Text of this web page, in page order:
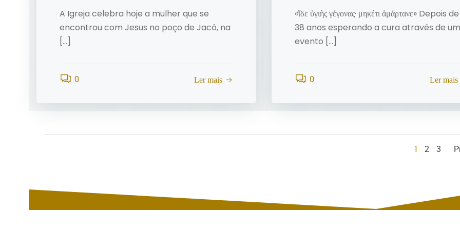
A Igreja celebra hoje a mulher que se
encontrou com Jesus no poço de Jacó, na
[…]
0 Ler mais
«ἴδε ὑγιὴς γέγονας· μηκέτι ἁμάρτανε» Depois de
38 anos esperando a cura através de um
evento […]
0 Ler mais
Page
1 Page
2 Page
3